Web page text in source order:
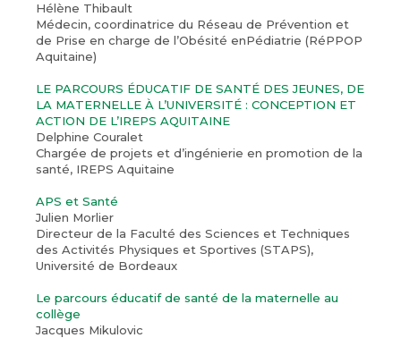
Hélène Thibault
Médecin, coordinatrice du Réseau de Prévention et
de Prise en charge de l’Obésité enPédiatrie (RéPPOP
Aquitaine)
LE PARCOURS ÉDUCATIF DE SANTÉ DES JEUNES, DE
LA MATERNELLE À L’UNIVERSITÉ : CONCEPTION ET
ACTION DE L’IREPS AQUITAINE
Delphine Couralet
Chargée de projets et d’ingénierie en promotion de la
santé, IREPS Aquitaine
APS et Santé
Julien Morlier
Directeur de la Faculté des Sciences et Techniques
des Activités Physiques et Sportives (STAPS),
Université de Bordeaux
Le parcours éducatif de santé de la maternelle au
collège
Jacques Mikulovic